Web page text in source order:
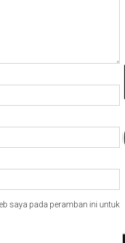
saya pada peramban ini untuk